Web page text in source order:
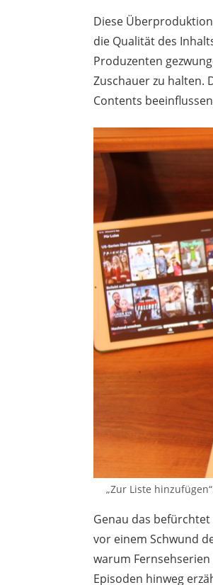
Diese
die Qualität des
Produzenten
Zuschauer zu halten.
Contents
„Zur Liste
Genau das befürchtet
vor einem Schwund
warum
Episoden hinweg